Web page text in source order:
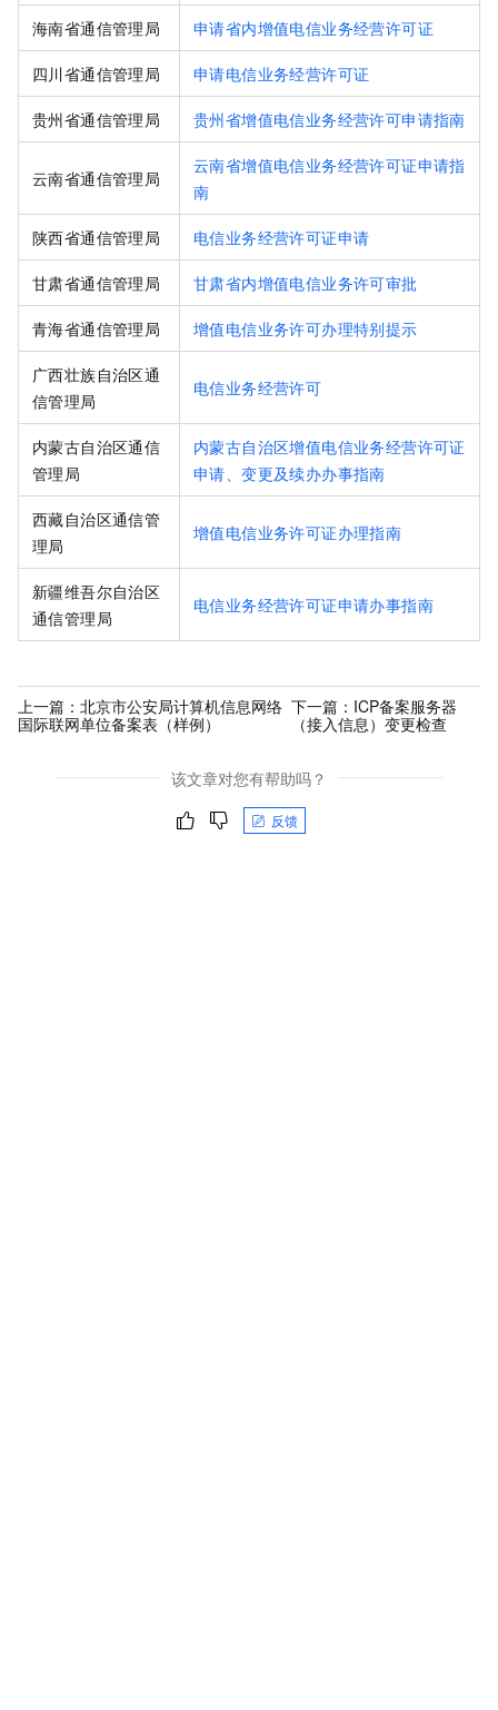
海南省通信管理局 申请省内增值电信业务经营许可证
四川省通信管理局 申请电信业务经营许可证
贵州省通信管理局 贵州省增值电信业务经营许可申请指南
云南省通信管理局
云南省增值电信业务经营许可证申请指
南
陕西省通信管理局 电信业务经营许可证申请
甘肃省通信管理局 甘肃省内增值电信业务许可审批
青海省通信管理局 增值电信业务许可办理特别提示
广西壮族自治区通
信管理局
电信业务经营许可
内蒙古自治区通信
管理局
内蒙古自治区增值电信业务经营许可证
申请、变更及续办办事指南
西藏自治区通信管
理局
增值电信业务许可证办理指南
新疆维吾尔自治区
通信管理局
电信业务经营许可证申请办事指南
上一篇： 北京市公安局计算机信息网络
国际联网单位备案表（样例）
下一篇： ICP备案服务器
（接入信息）变更检查
该文章对您有帮助吗？
反馈